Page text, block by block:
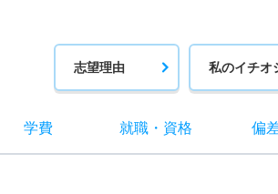
志望理由 私のイチオ
学費 就職・ 資格 偏